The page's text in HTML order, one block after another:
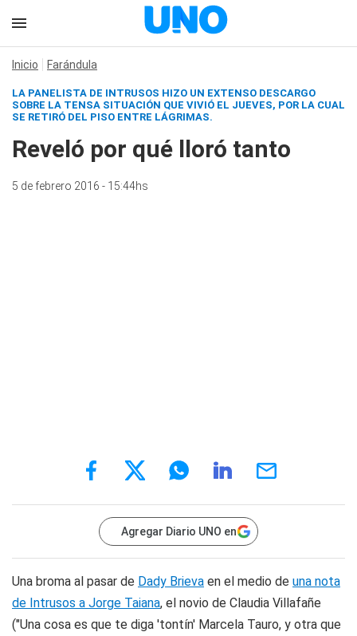
Inicio Farándula
LA PANELISTA DE INTRUSOS HIZO UN EXTENSO DESCARGO
SOBRE LA TENSA SITUACIÓN QUE VIVIÓ EL JUEVES, POR LA CUAL
SE RETIRÓ DEL PISO ENTRE LÁGRIMAS.
Reveló por qué lloró tanto
5 de febrero 2016 - 15:44hs
Agregar Diario UNO en
Una broma al pasar de Dady Brieva en el medio de una nota
de Intrusos a Jorge Taiana, el novio de Claudia Villafañe
("Una cosa es que te diga 'tontín' Marcela Tauro, y otra que